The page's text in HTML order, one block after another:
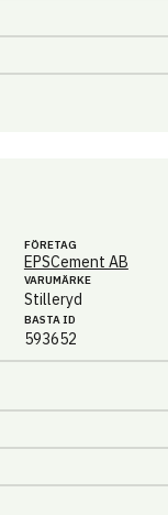
FÖRETAG
EPSCement AB
VARUMÄRKE
Stilleryd
BASTA ID
593652